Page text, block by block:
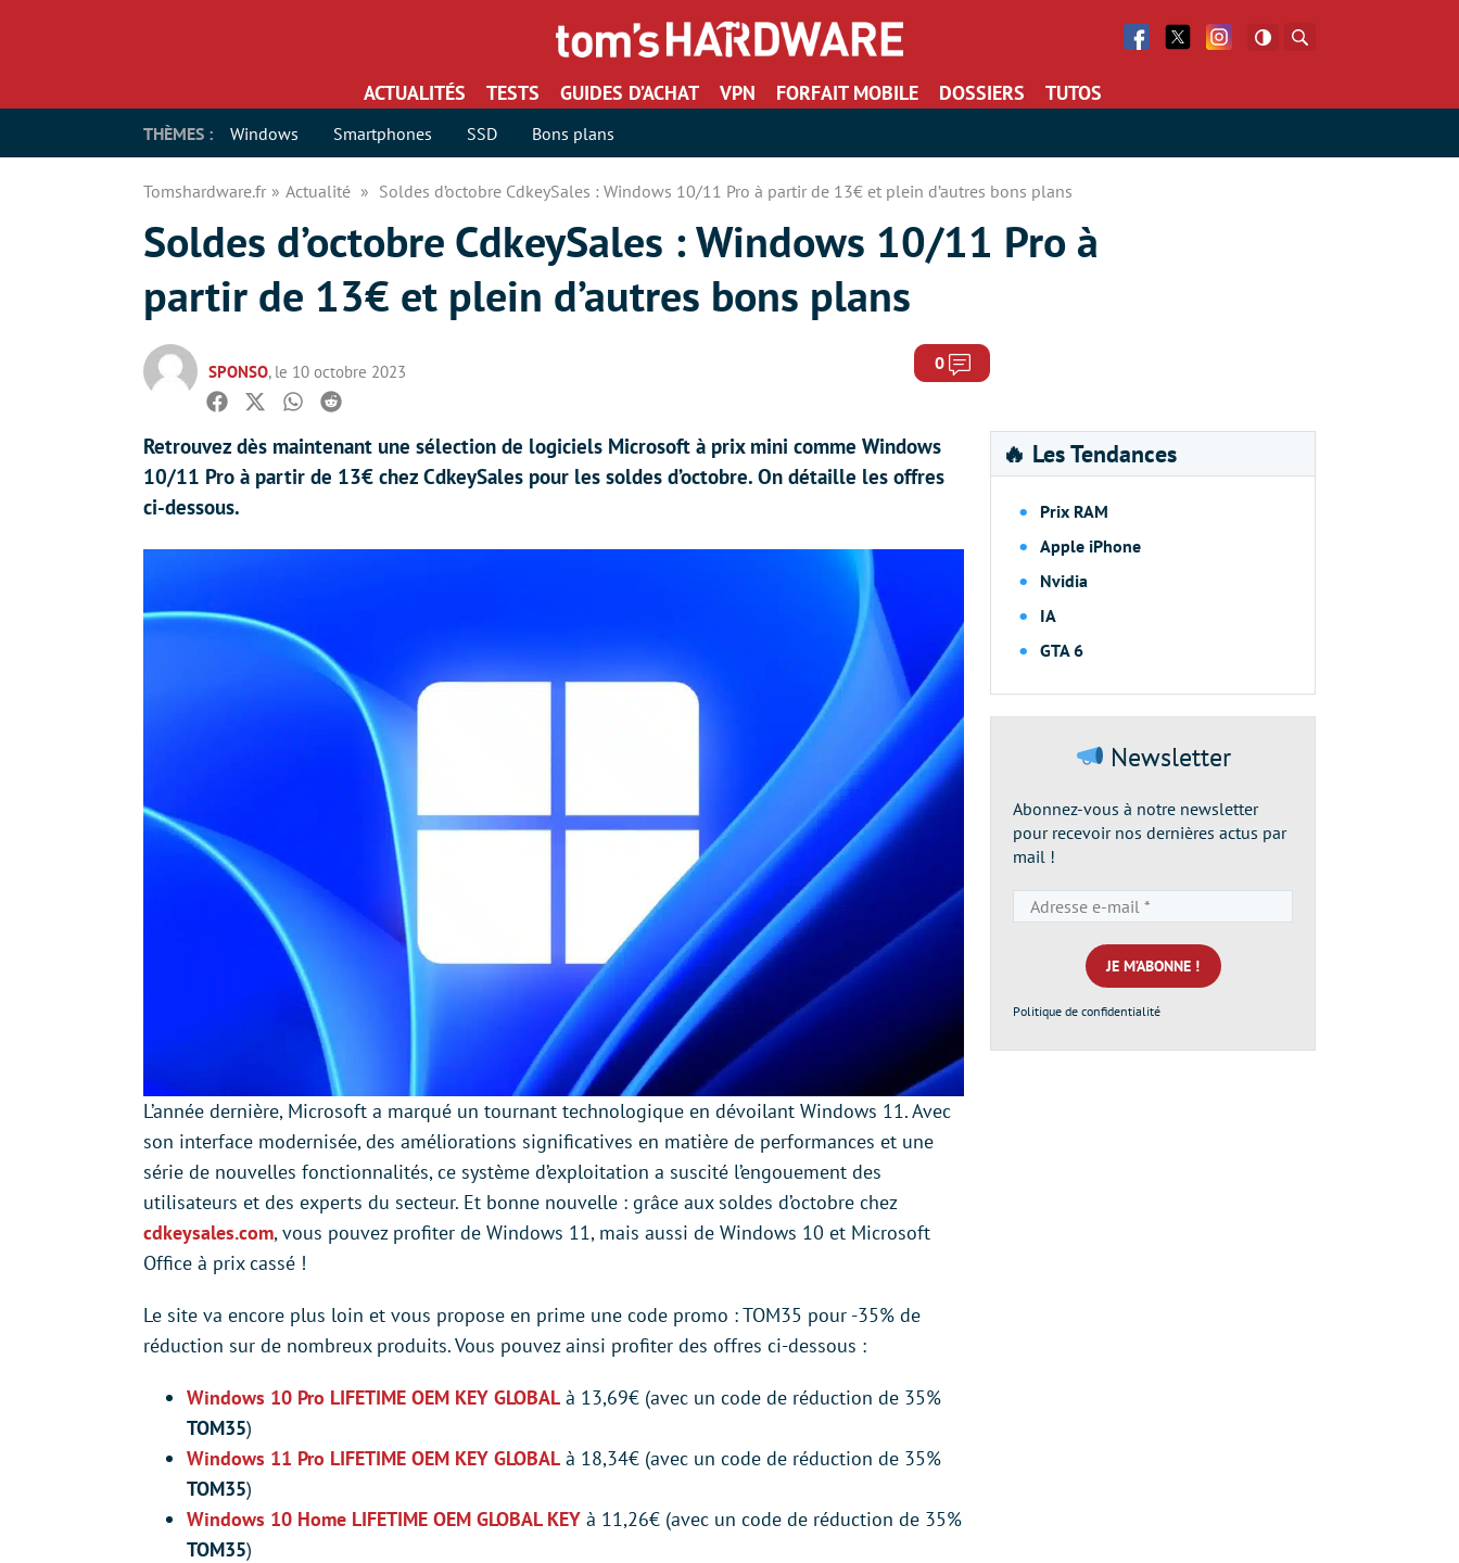
Facebook
Twitter Facebook
ACTUALITÉS TESTS GUIDES D’ACHAT VPN FORFAIT MOBILE DOSSIERS TUTOS
THÈMES : Windows Smartphones SSD Bons plans
Tomshardware.fr Actualité Soldes d’octobre CdkeySales : Windows 10/11 Pro à partir de 13€ et plein d’autres bons plans
Soldes d’octobre CdkeySales : Windows 10/11 Pro à
partir de 13€ et plein d’autres bons plans
SPONSO, le 10 octobre 2023 0 Commentaires
Facebook
TwitterWhatsapp
Reddit
Retrouvez dès maintenant une sélection de logiciels Microsoft à prix mini comme Windows
10/11 Pro à partir de 13€ chez CdkeySales pour les soldes d’octobre. On détaille les offres
ci-dessous.
L’année dernière, Microsoft a marqué un tournant technologique en dévoilant Windows 11. Avec
son interface modernisée, des améliorations significatives en matière de performances et une
série de nouvelles fonctionnalités, ce système d’exploitation a suscité l’engouement des
utilisateurs et des experts du secteur. Et bonne nouvelle : grâce aux soldes d’octobre chez
cdkeysales.com, vous pouvez profiter de Windows 11, mais aussi de Windows 10 et Microsoft
Office à prix cassé !
Le site va encore plus loin et vous propose en prime une code promo : TOM35 pour -35% de
réduction sur de nombreux produits. Vous pouvez ainsi profiter des offres ci-dessous :
Windows 10 Pro LIFETIME OEM KEY GLOBAL à 13,69€ (avec un code de réduction de 35%
TOM35)
Windows 11 Pro LIFETIME OEM KEY GLOBAL à 18,34€ (avec un code de réduction de 35%
TOM35)
Windows 10 Home LIFETIME OEM GLOBAL KEY à 11,26€ (avec un code de réduction de 35%
TOM35)
🔥 Les Tendances
Prix RAM
Apple iPhone
Nvidia
IA
GTA 6
Newsletter
Abonnez-vous à notre newsletter
pour recevoir nos dernières actus par
mail !
e-
mail
*
Politique de confidentialité